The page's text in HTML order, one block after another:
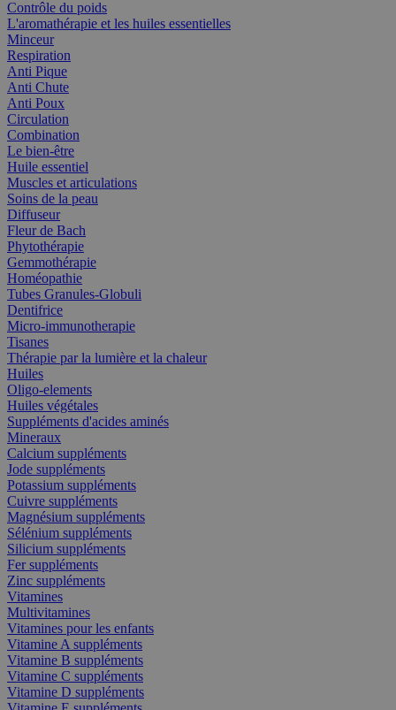
Contrôle du poids
L'aromathérapie et les huiles essentielles
Minceur
Respiration
Anti Pique
Anti Chute
Anti Poux
Circulation
Combination
Le bien-être
Huile essentiel
Muscles et articulations
Soins de la peau
Diffuseur
Fleur de Bach
Phytothérapie
Gemmothérapie
Homéopathie
Tubes Granules-Globuli
Dentifrice
Micro-immunotherapie
Tisanes
Thérapie par la lumière et la chaleur
Huiles
Oligo-elements
Huiles végétales
Suppléments d'acides aminés
Mineraux
Calcium suppléments
Jode suppléments
Potassium suppléments
Cuivre suppléments
Magnésium suppléments
Sélénium suppléments
Silicium suppléments
Fer suppléments
Zinc suppléments
Vitamines
Multivitamines
Vitamines pour les enfants
Vitamine A suppléments
Vitamine B suppléments
Vitamine C suppléments
Vitamine D suppléments